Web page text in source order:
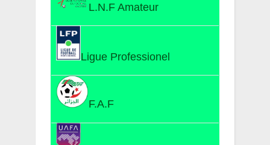
L.N.F Amateur
Ligue Professionel
F.A.F